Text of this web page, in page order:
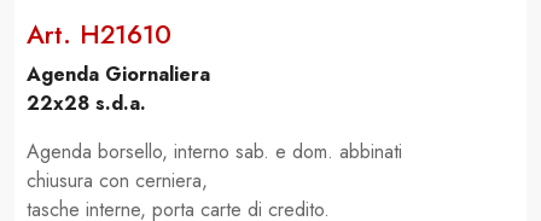
Art. H21610
Agenda Giornaliera
22x28 s.d.a.
Agenda borsello, interno sab. e dom. abbinati
chiusura con cerniera,
tasche interne, porta carte di credito.